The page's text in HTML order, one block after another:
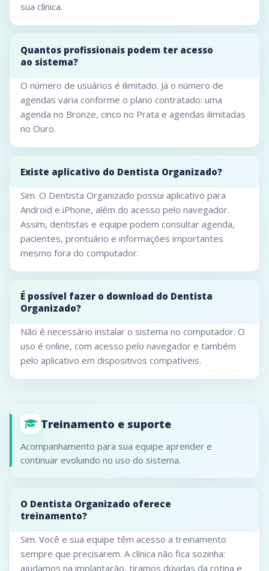
sua clínica.
Quantos profissionais podem ter acesso
ao sistema?
O número de usuários é ilimitado. Já o número de
agendas varia conforme o plano contratado: uma
agenda no Bronze, cinco no Prata e agendas ilimitadas
no Ouro.
Existe aplicativo do Dentista Organizado?
Sim. O Dentista Organizado possui aplicativo para
Android e iPhone, além do acesso pelo navegador.
Assim, dentistas e equipe podem consultar agenda,
pacientes, prontuário e informações importantes
mesmo fora do computador.
É possível fazer o download do Dentista
Organizado?
Não é necessário instalar o sistema no computador. O
uso é online, com acesso pelo navegador e também
pelo aplicativo em dispositivos compatíveis.
Treinamento e suporte
Acompanhamento para sua equipe aprender e
continuar evoluindo no uso do sistema.
O Dentista Organizado oferece
treinamento?
Sim. Você e sua equipe têm acesso a treinamento
sempre que precisarem. A clínica não fica sozinha:
ajudamos na implantação, tiramos dúvidas da rotina e